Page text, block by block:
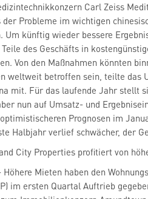
Carl Zeiss
Probleme im wichtigen
Um künftig wieder bessere
des Geschäfts in
Von den Maßnahmen könnten
weltweit betroffen sein, teilte das
mit. Für das laufende Jahr stellt
nun auf Umsatz- und
Prognosen im
Halbjahr verlief schwächer, der
City Properties profitiert von
Höhere Mieten haben den
im ersten Quartal Auftrieb